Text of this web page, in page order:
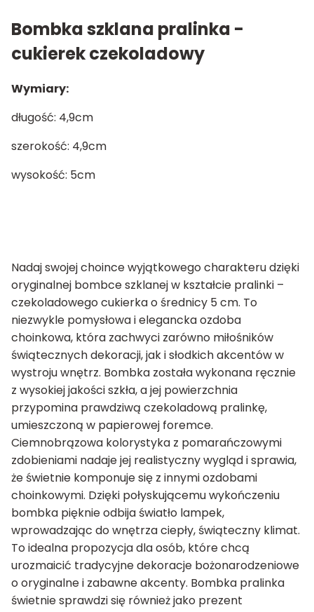
Bombka szklana pralinka -
cukierek czekoladowy
Wymiary:
długość: 4,9cm
szerokość: 4,9cm
wysokość: 5cm
Nadaj swojej choince wyjątkowego charakteru dzięki
oryginalnej bombce szklanej w kształcie pralinki –
czekoladowego cukierka o średnicy 5 cm. To
niezwykle pomysłowa i elegancka ozdoba
choinkowa, która zachwyci zarówno miłośników
świątecznych dekoracji, jak i słodkich akcentów w
wystroju wnętrz. Bombka została wykonana ręcznie
z wysokiej jakości szkła, a jej powierzchnia
przypomina prawdziwą czekoladową pralinkę,
umieszczoną w papierowej foremce.
Ciemnobrązowa kolorystyka z pomarańczowymi
zdobieniami nadaje jej realistyczny wygląd i sprawia,
że świetnie komponuje się z innymi ozdobami
choinkowymi. Dzięki połyskującemu wykończeniu
bombka pięknie odbija światło lampek,
wprowadzając do wnętrza ciepły, świąteczny klimat.
To idealna propozycja dla osób, które chcą
urozmaicić tradycyjne dekoracje bożonarodzeniowe
o oryginalne i zabawne akcenty. Bombka pralinka
świetnie sprawdzi się również jako prezent